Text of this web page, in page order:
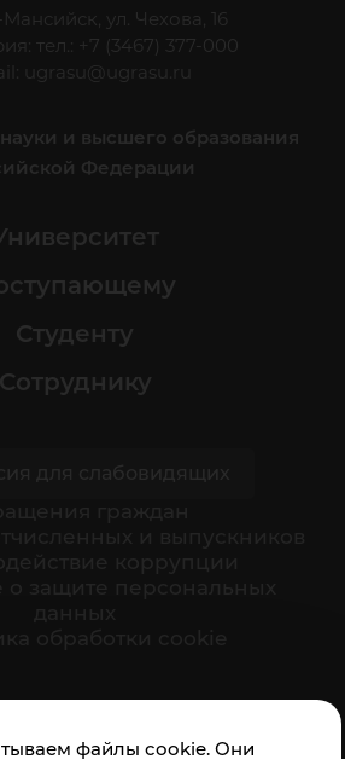
файлы cookie. Они
ул. Чехова, 16
тел.: +7 (3467) 377-000
ugrasu@ugrasu.ru
и высшего образования
Федерации
Студенту
Сотруднику
организации: